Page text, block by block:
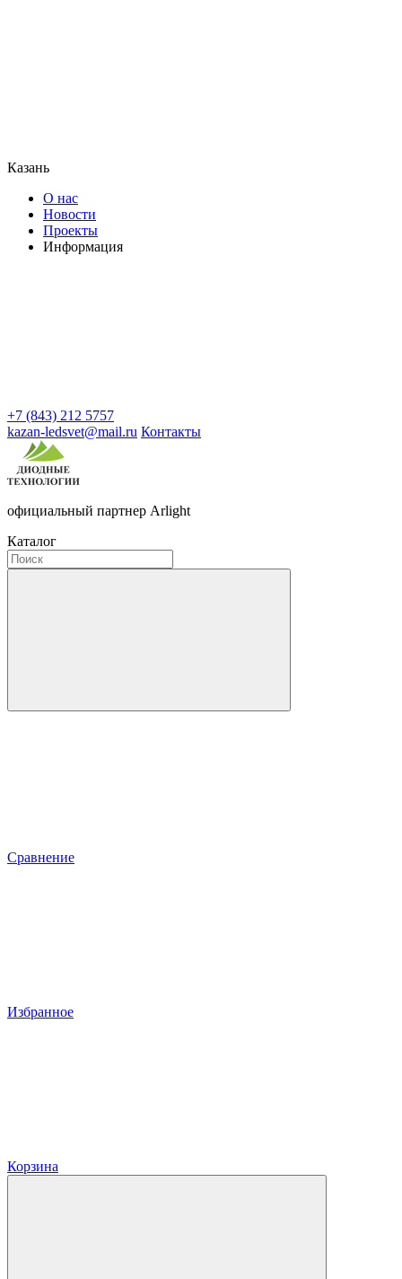
Казань
О нас
Новости
Проекты
Информация
+7 (843) 212 5757
kazan-ledsvet@mail.ru Контакты
официальный партнер Arlight
Каталог
Сравнение
Избранное
Корзина